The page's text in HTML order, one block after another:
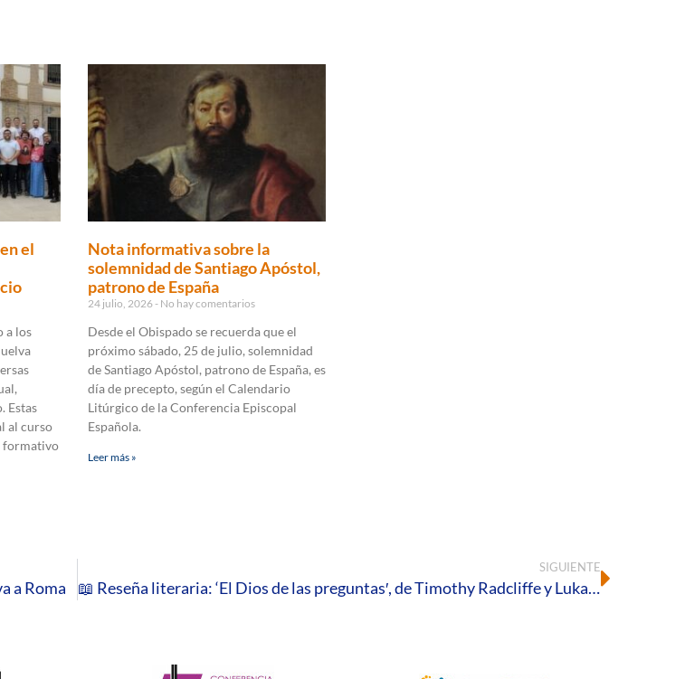
el
a los
Estas
al curso
formativo
Nota informativa sobre la
solemnidad de Santiago Apóstol,
patrono de España
24 julio, 2026 No hay comentarios
Desde el Obispado se recuerda que el
próximo sábado, 25 de julio, solemnidad
de Santiago Apóstol, patrono de España, es
día de precepto, según el Calendario
Litúrgico de la Conferencia Episcopal
Española.
Leer más »
a Roma
SIGUIENTE
📖 Reseña literaria: ‘El Dios de las preguntas′, de Timothy Radcliffe y Lukasz Popko